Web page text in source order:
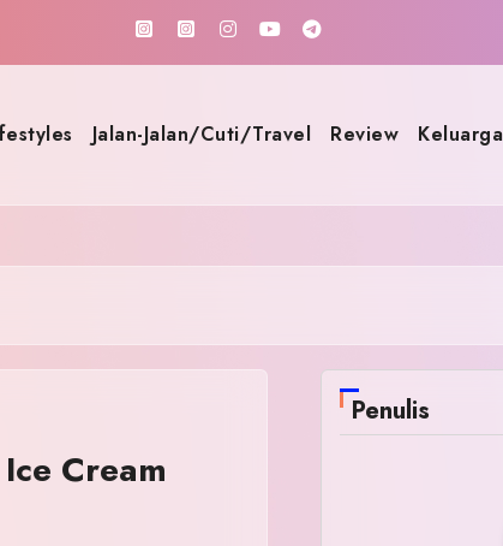
Jalan-Jalan/Cuti/Travel Review Keluarga
Cream
Penulis